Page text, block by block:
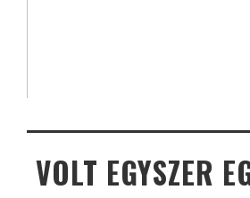
VOLT EGYSZER